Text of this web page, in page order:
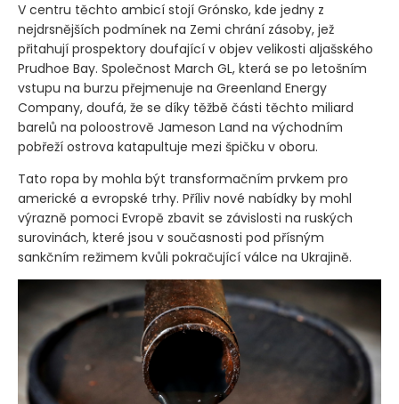
V centru těchto ambicí stojí Grónsko, kde jedny z
nejdrsnějších podmínek na Zemi chrání zásoby, jež
přitahují prospektory doufající v objev velikosti aljašského
Prudhoe Bay. Společnost March GL, která se po letošním
vstupu na burzu přejmenuje na Greenland Energy
Company, doufá, že se díky těžbě části těchto miliard
barelů na poloostrově Jameson Land na východním
pobřeží ostrova katapultuje mezi špičku v oboru.
Tato ropa by mohla být transformačním prvkem pro
americké a evropské trhy. Příliv nové nabídky by mohl
výrazně pomoci Evropě zbavit se závislosti na ruských
surovinách, které jsou v současnosti pod přísným
sankčním režimem kvůli pokračující válce na Ukrajině.